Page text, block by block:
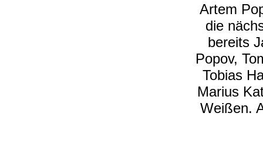
Artem
die
bereits
Popov,
Tobias
Marius
Weißen.